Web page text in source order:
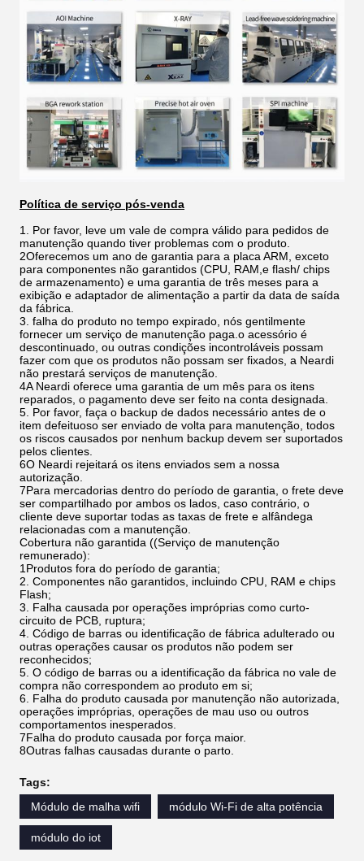
Política de serviço pós-venda
1. Por favor, leve um vale de compra válido para pedidos de
manutenção quando tiver problemas com o produto.
2Oferecemos um ano de garantia para a placa ARM, exceto
para componentes não garantidos (CPU, RAM,e flash/ chips
de armazenamento) e uma garantia de três meses para a
exibição e adaptador de alimentação a partir da data de saída
da fábrica.
3. falha do produto no tempo expirado, nós gentilmente
fornecer um serviço de manutenção paga.o acessório é
descontinuado, ou outras condições incontroláveis possam
fazer com que os produtos não possam ser fixados, a Neardi
não prestará serviços de manutenção.
4A Neardi oferece uma garantia de um mês para os itens
reparados, o pagamento deve ser feito na conta designada.
5. Por favor, faça o backup de dados necessário antes de o
item defeituoso ser enviado de volta para manutenção, todos
os riscos causados por nenhum backup devem ser suportados
pelos clientes.
6O Neardi rejeitará os itens enviados sem a nossa
autorização.
7Para mercadorias dentro do período de garantia, o frete deve
ser compartilhado por ambos os lados, caso contrário, o
cliente deve suportar todas as taxas de frete e alfândega
relacionadas com a manutenção.
Cobertura não garantida ((Serviço de manutenção
remunerado):
1Produtos fora do período de garantia;
2. Componentes não garantidos, incluindo CPU, RAM e chips
Flash;
3. Falha causada por operações impróprias como curto-
circuito de PCB, ruptura;
4. Código de barras ou identificação de fábrica adulterado ou
outras operações causar os produtos não podem ser
reconhecidos;
5. O código de barras ou a identificação da fábrica no vale de
compra não correspondem ao produto em si;
6. Falha do produto causada por manutenção não autorizada,
operações impróprias, operações de mau uso ou outros
comportamentos inesperados.
7Falha do produto causada por força maior.
8Outras falhas causadas durante o parto.
Tags:
Módulo de malha wifi
módulo Wi-Fi de alta potência
módulo do iot